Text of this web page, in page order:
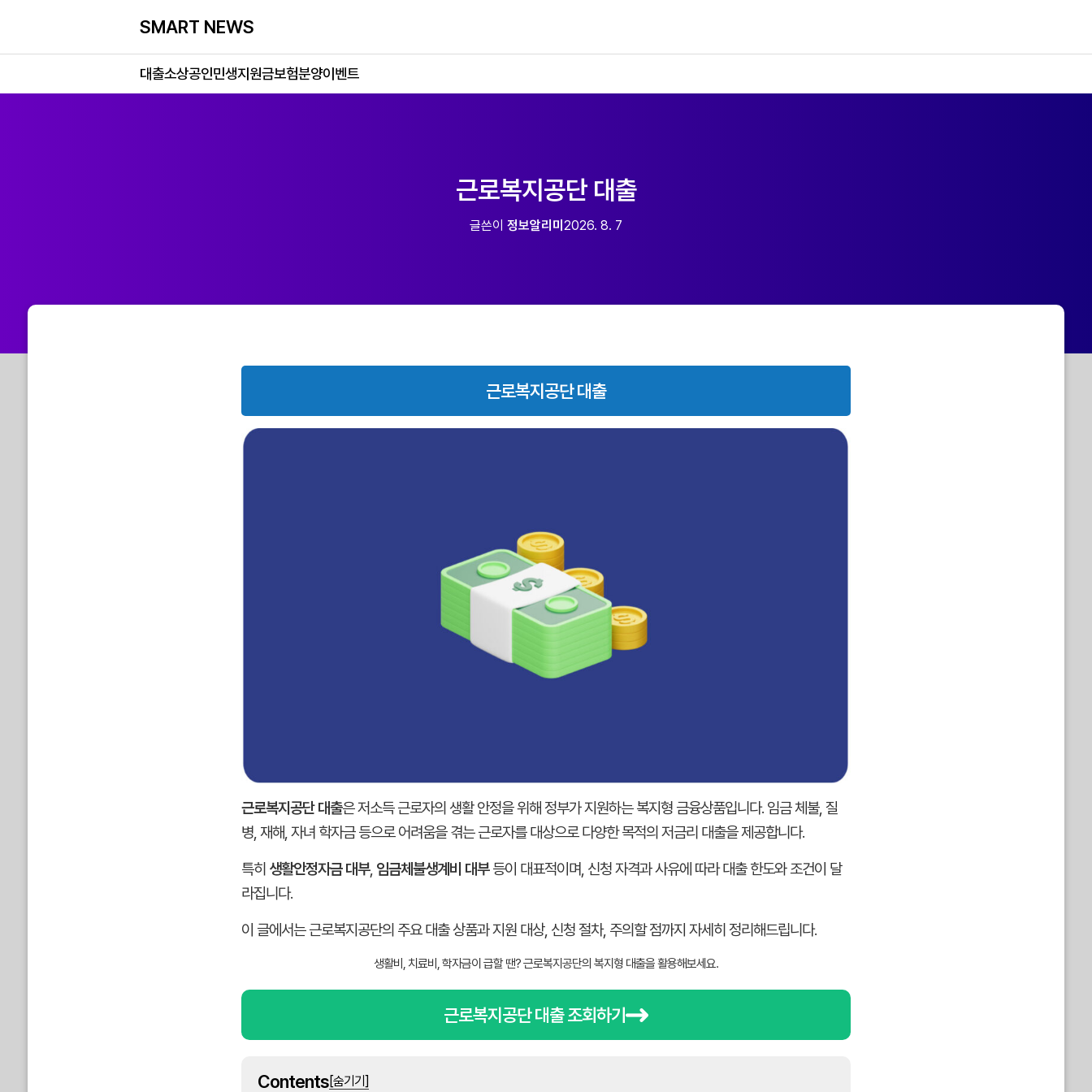
SMART NEWS
대출소상공인민생지원금보험분양이벤트
근로복지공단 대출
글쓴이 정보알리미 2026. 8. 7
근로복지공단 대출
근로복지공단 대출은 저소득 근로자의 생활 안정을 위해 정부가 지원하는 복지형 금융상품입니다. 임금 체불, 질
병, 재해, 자녀 학자금 등으로 어려움을 겪는 근로자를 대상으로 다양한 목적의 저금리 대출을 제공합니다.
특히 생활안정자금 대부, 임금체불생계비 대부등이 대표적이며, 신청 자격과 사유에 따라 대출 한도와 조건이 달
라집니다.
이 글에서는 근로복지공단의 주요 대출 상품과 지원 대상, 신청 절차, 주의할 점까지 자세히 정리해드립니다.
생활비, 치료비, 학자금이 급할 땐? 근로복지공단의 복지형 대출을 활용해보세요.
근로복지공단 대출 조회하기
Contents[숨기기]